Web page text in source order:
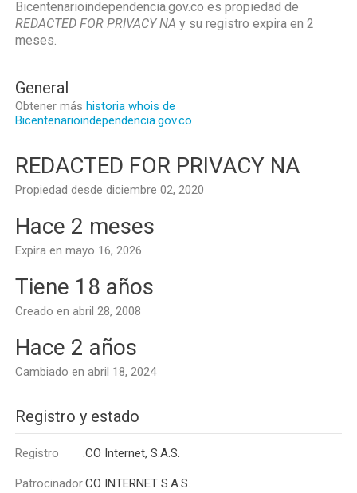
Bicentenarioindependencia.gov.co es propiedad de
REDACTED FOR PRIVACY NA y su registro expira en 2
meses.
General
Obtener más historia whois de
Bicentenarioindependencia.gov.co
REDACTED FOR PRIVACY NA
Propiedad desde diciembre 02, 2020
Hace 2 meses
Expira en mayo 16, 2026
Tiene 18 años
Creado en abril 28, 2008
Hace 2 años
Cambiado en abril 18, 2024
Registro y estado
Registro .CO Internet, S.A.S.
Patrocinador.CO INTERNET S.A.S.